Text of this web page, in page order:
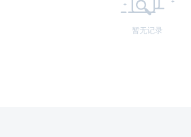
暂无记录